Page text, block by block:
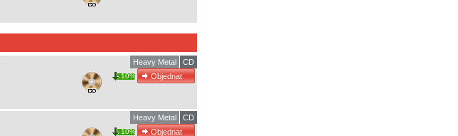
CD
Heavy Metal
10%
CD
Heavy Metal
10%